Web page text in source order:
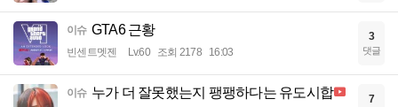
이슈 GTA6 근황
빈센트멧젠 Lv.60 조회 2178 16:03
3
댓글
이슈 누가 더 잘못했는지 팽팽하다는 유도시합 7